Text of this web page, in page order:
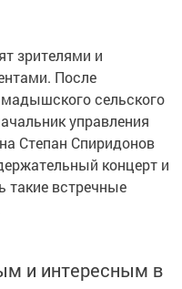
зрителями и
После
сельского
управления
Степан Спиридонов
концерт и
такие встречные
и интересным в